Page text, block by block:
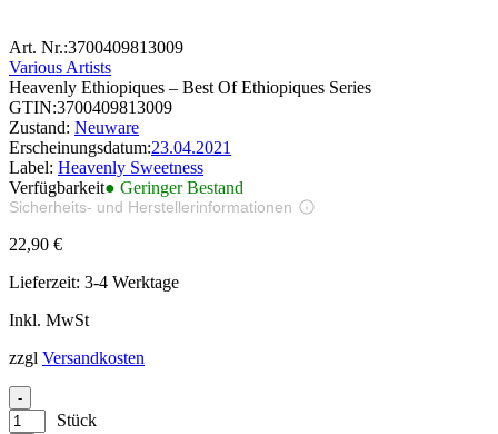
Art. Nr.:3700409813009
Various Artists
Heavenly Ethiopiques – Best Of Ethiopiques Series
GTIN:3700409813009
Zustand: Neuware
Erscheinungsdatum:23.04.2021
Label: Heavenly Sweetness
Verfügbarkeit● Geringer Bestand
Sicherheits- und Herstellerinformationen
22,90 €
Lieferzeit: 3-4 Werktage
Inkl. MwSt
zzgl Versandkosten
-
Stück